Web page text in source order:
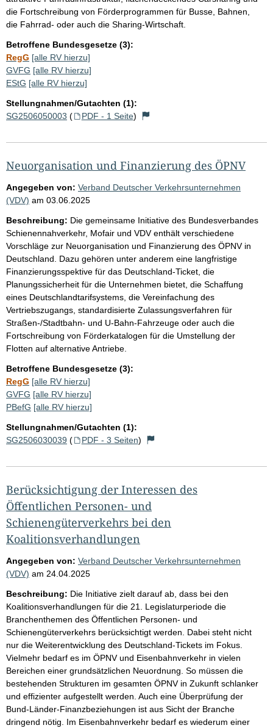
die Fortschreibung von Förderprogrammen für Busse, Bahnen,
die Fahrrad- oder auch die Sharing-Wirtschaft.
Betroffene Bundesgesetze (3):
RegG [alle RV hierzu]
GVFG [alle RV hierzu]
EStG [alle RV hierzu]
Stellungnahmen/Gutachten (1):
SG2506050003 ( PDF - 1 Seite)
Neuorganisation und Finanzierung des ÖPNV
Angegeben von: Verband Deutscher Verkehrsunternehmen
(VDV) am 03.06.2025
Beschreibung: Die gemeinsame Initiative des Bundesverbandes
Schienennahverkehr, Mofair und VDV enthält verschiedene
Vorschläge zur Neuorganisation und Finanzierung des ÖPNV in
Deutschland. Dazu gehören unter anderem eine langfristige
Finanzierungsspektive für das Deutschland-Ticket, die
Planungssicherheit für die Unternehmen bietet, die Schaffung
eines Deutschlandtarifsystems, die Vereinfachung des
Vertriebszugangs, standardisierte Zulassungsverfahren für
Straßen-/Stadtbahn- und U-Bahn-Fahrzeuge oder auch die
Fortschreibung von Förderkatalogen für die Umstellung der
Flotten auf alternative Antriebe.
Betroffene Bundesgesetze (3):
RegG [alle RV hierzu]
GVFG [alle RV hierzu]
PBefG [alle RV hierzu]
Stellungnahmen/Gutachten (1):
SG2506030039 ( PDF - 3 Seiten)
Berücksichtigung der Interessen des
Öffentlichen Personen- und
Schienengüterverkehrs bei den
Koalitionsverhandlungen
Angegeben von: Verband Deutscher Verkehrsunternehmen
(VDV) am 24.04.2025
Beschreibung: Die Initiative zielt darauf ab, dass bei den
Koalitionsverhandlungen für die 21. Legislaturperiode die
Branchenthemen des Öffentlichen Personen- und
Schienengüterverkehrs berücksichtigt werden. Dabei steht nicht
nur die Weiterentwicklung des Deutschland-Tickets im Fokus.
Vielmehr bedarf es im ÖPNV und Eisenbahnverkehr in vielen
Bereichen einer grundsätzlichen Neuordnung. So müssen die
bestehenden Strukturen im gesamten ÖPNV in Zukunft schlanker
und effizienter aufgestellt werden. Auch eine Überprüfung der
Bund-Länder-Finanzbeziehungen ist aus Sicht der Branche
dringend nötig. Im Eisenbahnverkehr bedarf es wiederum einer